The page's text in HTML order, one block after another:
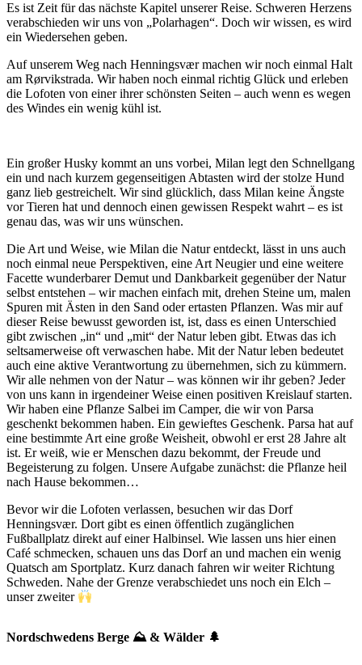
Es ist Zeit für das nächste Kapitel unserer Reise. Schweren Herzens
verabschieden wir uns von „Polarhagen“. Doch wir wissen, es wird
ein Wiedersehen geben.
Auf unserem Weg nach Henningsvær machen wir noch einmal Halt
am Rørvikstrada. Wir haben noch einmal richtig Glück und erleben
die Lofoten von einer ihrer schönsten Seiten – auch wenn es wegen
des Windes ein wenig kühl ist.
Ein großer Husky kommt an uns vorbei, Milan legt den Schnellgang
ein und nach kurzem gegenseitigen Abtasten wird der stolze Hund
ganz lieb gestreichelt. Wir sind glücklich, dass Milan keine Ängste
vor Tieren hat und dennoch einen gewissen Respekt wahrt – es ist
genau das, was wir uns wünschen.
Die Art und Weise, wie Milan die Natur entdeckt, lässt in uns auch
noch einmal neue Perspektiven, eine Art Neugier und eine weitere
Facette wunderbarer Demut und Dankbarkeit gegenüber der Natur
selbst entstehen – wir machen einfach mit, drehen Steine um, malen
Spuren mit Ästen in den Sand oder ertasten Pflanzen. Was mir auf
dieser Reise bewusst geworden ist, ist, dass es einen Unterschied
gibt zwischen „in“ und „mit“ der Natur leben gibt. Etwas das ich
seltsamerweise oft verwaschen habe. Mit der Natur leben bedeutet
auch eine aktive Verantwortung zu übernehmen, sich zu kümmern.
Wir alle nehmen von der Natur – was können wir ihr geben? Jeder
von uns kann in irgendeiner Weise einen positiven Kreislauf starten.
Wir haben eine Pflanze Salbei im Camper, die wir von Parsa
geschenkt bekommen haben. Ein gewieftes Geschenk. Parsa hat auf
eine bestimmte Art eine große Weisheit, obwohl er erst 28 Jahre alt
ist. Er weiß, wie er Menschen dazu bekommt, der Freude und
Begeisterung zu folgen. Unsere Aufgabe zunächst: die Pflanze heil
nach Hause bekommen…
Bevor wir die Lofoten verlassen, besuchen wir das Dorf
Henningsvær. Dort gibt es einen öffentlich zugänglichen
Fußballplatz direkt auf einer Halbinsel. Wie lassen uns hier einen
Café schmecken, schauen uns das Dorf an und machen ein wenig
Quatsch am Sportplatz. Kurz danach fahren wir weiter Richtung
Schweden. Nahe der Grenze verabschiedet uns noch ein Elch –
unser zweiter
Nordschwedens Berge ⛰️ & Wälder 🌲